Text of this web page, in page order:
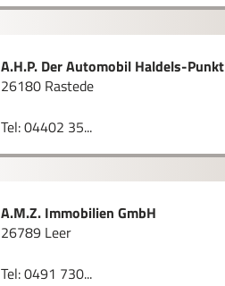
A.H.P. Der Automobil Haldels-Punkt
26180 Rastede
Tel: 04402 35...
A.M.Z. Immobilien GmbH
26789 Leer
Tel: 0491 730...